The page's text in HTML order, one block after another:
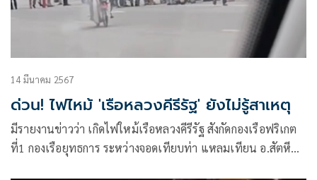
14 มีนาคม 2567
ด่วน! ไฟไหม้ 'เรือหลวงคีรีรัฐ' ยังไม่รู้สาเหตุ
มีรายงานข่าวว่า เกิดไฟใหม้เรือหลวงคีรีรัฐ สังกัดกองเรือฟริเกต
ที่1 กองเรือยุทธการ ระหว่างจอดเทียบท่า แหลมเทียน อ.สัตหีบ